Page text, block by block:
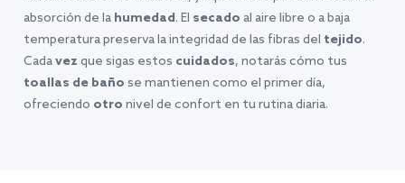
absorción de la humedad. El secado al aire libre o a baja
temperatura preserva la integridad de las fibras del tejido.
Cadavez que sigas estos cuidados, notarás cómo tus
toallas de baño se mantienen como el primer día,
ofreciendo otro nivel de confort en tu rutina diaria.